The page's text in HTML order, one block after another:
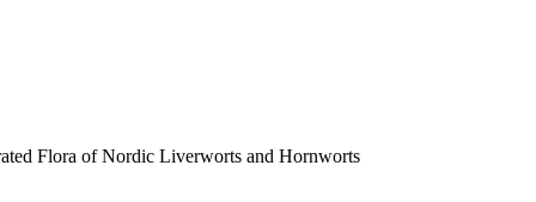
Flora of Nordic Liverworts and Hornworts